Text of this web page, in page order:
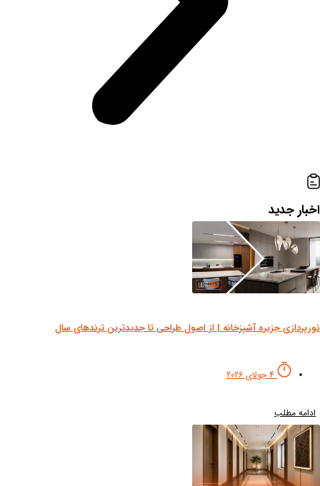
جدید
جزیره آشپزخانه | از اصول طراحی تا جدیدترین ترندهای سال
4 جولای 2026
مطلب